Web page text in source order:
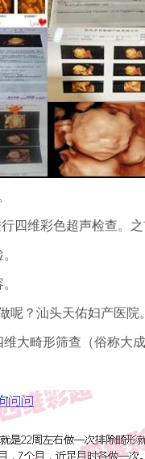
四维彩色超声检查。
呢？汕头天佑妇产医院。
大畸形筛查（俗称大